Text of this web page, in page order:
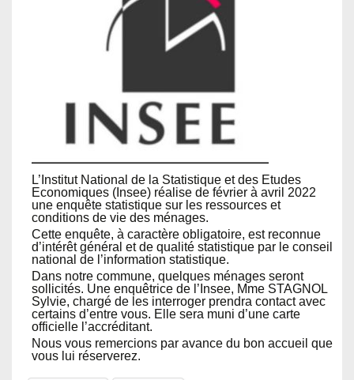
L’Institut National de la Statistique et des Etudes
Economiques (Insee) réalise de février à avril 2022
une enquête statistique sur les ressources et
conditions de vie des ménages.
Cette enquête, à caractère obligatoire, est reconnue
d’intérêt général et de qualité statistique par le conseil
national de l’information statistique.
Dans notre commune, quelques ménages seront
sollicités. Une enquêtrice de l’Insee, Mme STAGNOL
Sylvie, chargé de les interroger prendra contact avec
certains d’entre vous. Elle sera muni d’une carte
officielle l’accréditant.
Nous vous remercions par avance du bon accueil que
vous lui réserverez.